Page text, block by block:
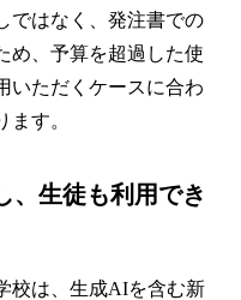
ではなく、発注書での
め、予算を超過した使
いただくケースに合わ
す。
、生徒も利用でき
校は、生成AIを含む新